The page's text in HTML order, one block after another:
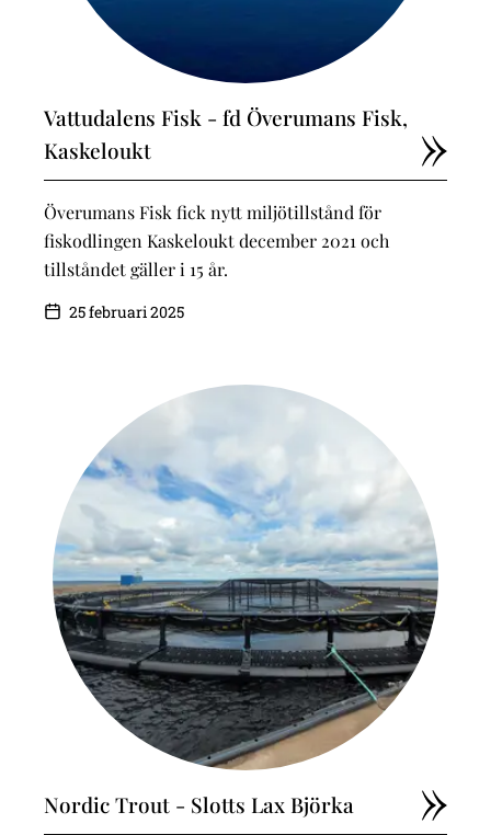
Vattudalens Fisk - fd Överumans Fisk,
Kaskeloukt
Överumans Fisk fick nytt miljötillstånd för
fiskodlingen Kaskeloukt december 2021 och
tillståndet gäller i 15 år.
25 februari 2025
Nordic Trout - Slotts Lax Björka